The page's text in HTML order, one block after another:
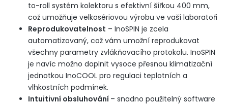
to-roll systém kolektoru s efektivní šířkou 400 mm,
což umožňuje velkosériovou výrobu ve vaší laboratoři
Reprodukovatelnost – InoSPIN je zcela
automatizovaný, což vám umožní reprodukovat
všechny parametry zvlákňovacího protokolu. InoSPIN
je navíc možno doplnit vysoce přesnou klimatizační
jednotkou InoCOOL pro regulaci teplotních a
vlhkostních podmínek.
Intuitivní obsluhování – snadno použitelný software